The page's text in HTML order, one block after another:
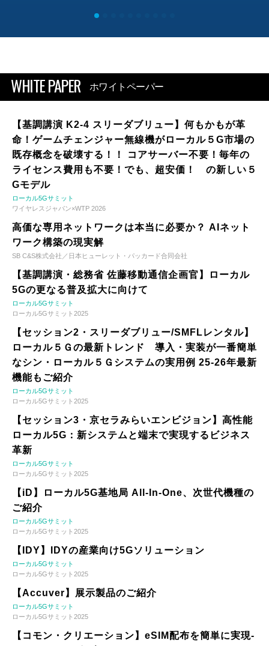
WHITE PAPER ホワイトペーパー
【基調講演 K2-4 スリーダブリュー】何もかもが革
命！ゲームチェンジャー無線機がローカル５G市場の
既存概念を破壊する！！ コアサーバー不要！毎年の
ライセンス費用も不要！でも、超安価！ の新しい５
Gモデル
ローカル5Gサミット
ワイヤレスジャパン×WTP 2026
高価な専用ネットワークは本当に必要か？ AIネット
ワーク構築の現実解
SB C&S株式会社／日本ヒューレット・パッカード合同会社
【基調講演・総務省 佐藤移動通信企画官】ローカル
5Gの更なる普及拡大に向けて
ローカル5Gサミット
ローカル5Gサミット2025
【セッション2・スリーダブリュー/SMFLレンタル】
ローカル５Ｇの最新トレンド 導入・実装が一番簡単
なシン・ローカル５Ｇシステムの実用例 25-26年最新
機能もご紹介
ローカル5Gサミット
ローカル5Gサミット2025
【セッション3・京セラみらいエンビジョン】高性能
ローカル5G：新システムと端末で実現するビジネス
革新
ローカル5Gサミット
ローカル5Gサミット2025
【iD】ローカル5G基地局 All-In-One、次世代機種の
ご紹介
ローカル5Gサミット
ローカル5Gサミット2025
【IDY】IDYの産業向け5Gソリューション
ローカル5Gサミット
ローカル5Gサミット2025
【Accuver】展示製品のご紹介
ローカル5Gサミット
ローカル5Gサミット2025
【コモン・クリエーション】eSIM配布を簡単に実現-